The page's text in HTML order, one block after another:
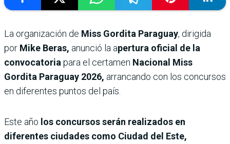
La organización de Miss Gordita Paraguay, dirigida
por Mike Beras, anunció la apertura oficial de la
convocatoria para el certamen Nacional Miss
Gordita Paraguay 2026, arrancando con los concursos
en diferentes puntos del país.
Este año los concursos serán realizados en
diferentes ciudades como Ciudad del Este,